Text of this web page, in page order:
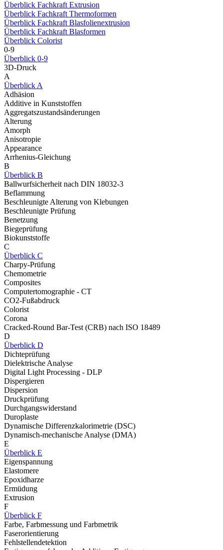
Überblick Fachkraft Extrusion
Überblick Fachkraft Thermoformen
Überblick Fachkraft Blasfolienextrusion
Überblick Fachkraft Blasformen
Überblick Colorist
0-9
Überblick 0-9
3D-Druck
A
Überblick A
Adhäsion
Additive in Kunststoffen
Aggregatszustandsänderungen
Alterung
Amorph
Anisotropie
Appearance
Arrhenius-Gleichung
B
Überblick B
Ballwurfsicherheit nach DIN 18032-3
Beflammung
Beschleunigte Alterung von Klebungen
Beschleunigte Prüfung
Benetzung
Biegeprüfung
Biokunststoffe
C
Überblick C
Charpy-Prüfung
Chemometrie
Composites
Computertomographie - CT
CO2-Fußabdruck
Colorist
Corona
Cracked-Round Bar-Test (CRB) nach ISO 18489
D
Überblick D
Dichteprüfung
Dielektrische Analyse
Digital Light Processing - DLP
Dispergieren
Dispersion
Druckprüfung
Durchgangswiderstand
Duroplaste
Dynamische Differenzkalorimetrie (DSC)
Dynamisch-mechanische Analyse (DMA)
E
Überblick E
Eigenspannung
Elastomere
Epoxidharze
Ermüdung
Extrusion
F
Überblick F
Farbe, Farbmessung und Farbmetrik
Faserorientierung
Fehlstellendetektion